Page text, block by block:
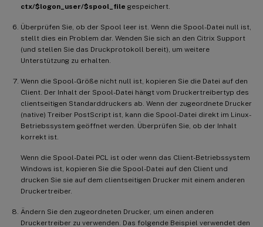
ctx/$logon_user/$spool_file gespeichert.
Überprüfen Sie, ob der Spool leer ist. Wenn die Spool-Datei null ist,
stellt dies ein Problem dar. Wenden Sie sich an den Citrix Support
(und stellen Sie das Druckprotokoll bereit), um weitere
Unterstützung zu erhalten.
Wenn die Spool-Größe nicht null ist, kopieren Sie die Datei auf den
Client. Der Inhalt der Spool-Datei hängt vom Druckertreibertyp des
clientseitigen Standarddruckers ab. Wenn der zugeordnete Drucker
(native) Treiber PostScript ist, kann die Spool-Datei direkt im Linux-
Betriebssystem geöffnet werden. Überprüfen Sie, ob der Inhalt
korrekt ist.
Wenn die Spool-Datei PCL ist oder wenn das Client-Betriebssystem
Windows ist, kopieren Sie die Spool-Datei auf den Client und
drucken Sie sie auf dem clientseitigen Drucker mit einem anderen
Druckertreiber.
Ändern Sie den zugeordneten Drucker, um einen anderen
Druckertreiber zu verwenden. Das folgende Beispiel verwendet den